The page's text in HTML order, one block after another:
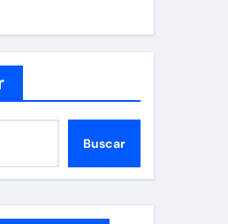
Buscar